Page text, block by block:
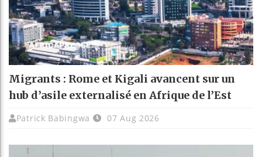
Migrants : Rome et Kigali avancent sur un
hub d’asile externalisé en Afrique de l’Est
Patrick Babingwa 07 Aug 2026